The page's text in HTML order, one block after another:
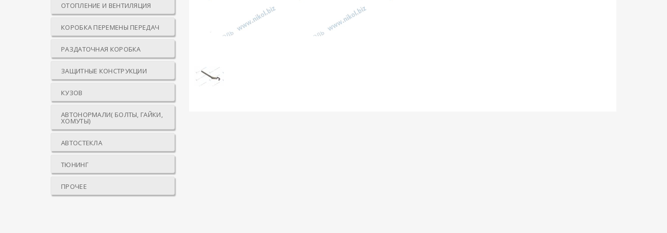
ОТОПЛЕНИЕ И ВЕНТИЛЯЦИЯ
КОРОБКА ПЕРЕМЕНЫ ПЕРЕДАЧ
РАЗДАТОЧНАЯ КОРОБКА
ЗАЩИТНЫЕ КОНСТРУКЦИИ
КУЗОВ
АВТОНОРМАЛИ( БОЛТЫ, ГАЙКИ,
ХОМУТЫ)
АВТОСТЕКЛА
ТЮНИНГ
ПРОЧЕЕ